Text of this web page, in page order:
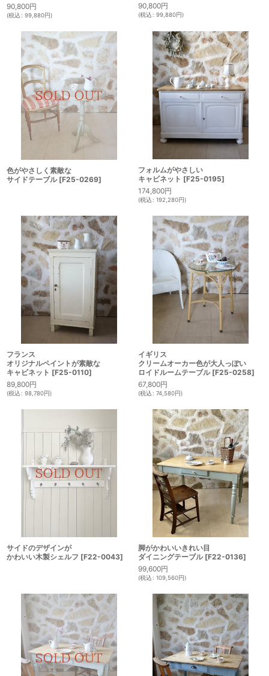
90,800円
(税込: 99,880円)
90,800円
(税込: 99,880円)
色がやさしく素敵な
サイドテーブル [F25-0269]
フォルムがやさしい
キャビネット [F25-0195]
174,800円
(税込: 192,280円)
フランス
オリジナルペイントが素敵な
キャビネット [F25-0110]
89,800円
(税込: 98,780円)
イギリス
クリームオーカー色が大人っぽい
ロイドルームテーブル [F25-0258]
67,800円
(税込: 74,580円)
サイドのデザインが
かわいい木製シェルフ [F22-0043]
脚がかわいいきれい目
ダイニングテーブル [F22-0136]
99,600円
(税込: 109,560円)